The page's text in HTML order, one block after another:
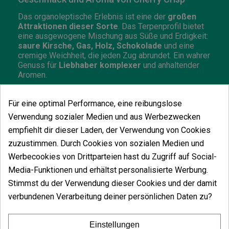
Das organoleptische Erlebnis ist eine der großen
Attraktionen dieser Sorte . Das Terpenprofil bietet
eine ausgewogene Mischung aus Süße und Erdigkeit:
saure Kirsche, Gas, Holz, Schokolade und eine
cremige Weichheit, die jeden Zug abrundet. Ein wahrer
Genuss für Liebhaber komplexer und anhaltender
Aromen.
Cherry Crisp beendet ihre Blüte innur 8 Wochenund
zeigt unter kontrollierten Anbaubedingungen das
Beste ihrer Genetik. Obwohl ihre Knospen nicht groß
sind, überraschen ihre Dichte und ihr Gewicht beim
Anfassen und übertreffen bei guter Pflege leicht500
g/m² im Innenbereich.
Um die Erträge dieser Pflanze optimal zu nutzen,
werdenleichte Beschneidungen und die
Verwendung von Netzenoder Stützen empfohlen,
Für eine optimal Performance, eine reibungslose
Verwendung sozialer Medien und aus Werbezwecken
empfiehlt dir dieser Laden, der Verwendung von Cookies
zuzustimmen. Durch Cookies von sozialen Medien und
Werbecookies von Drittparteien hast du Zugriff auf Social-
Media-Funktionen und erhältst personalisierte Werbung.
Stimmst du der Verwendung dieser Cookies und der damit
verbundenen Verarbeitung deiner persönlichen Daten zu?
Einstellungen